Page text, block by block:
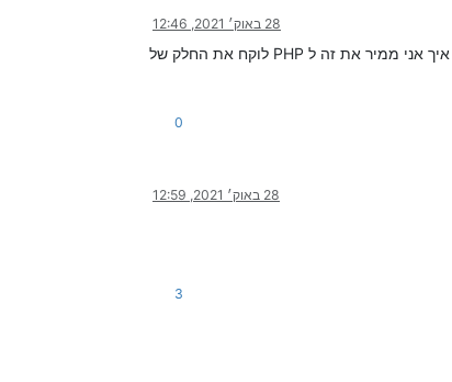
28 באוק׳ 2021, 12:46
סתם כך אם אני רוצה להציג ללקוח בטלגרם את כמות המאזינים אבל אני לא יכול כי זה מגיע בתור חלק ממערך js , איך אני ממיר את זה ל PHP לוקח את החלק של
0
28 באוק׳ 2021, 12:59
3